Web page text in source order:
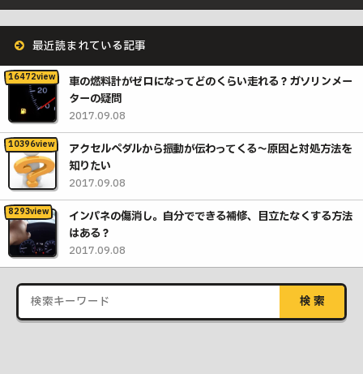
最近読まれている記事
車の燃料計がゼロになってどのくらい走れる？ガソリンメー
ターの疑問
2017.09.08
アクセルペダルから振動が伝わってくる〜原因と対処方法を
知りたい
2017.09.08
インパネの傷消し。自分でできる補修、目立たなくする方法
はある？
2017.09.08